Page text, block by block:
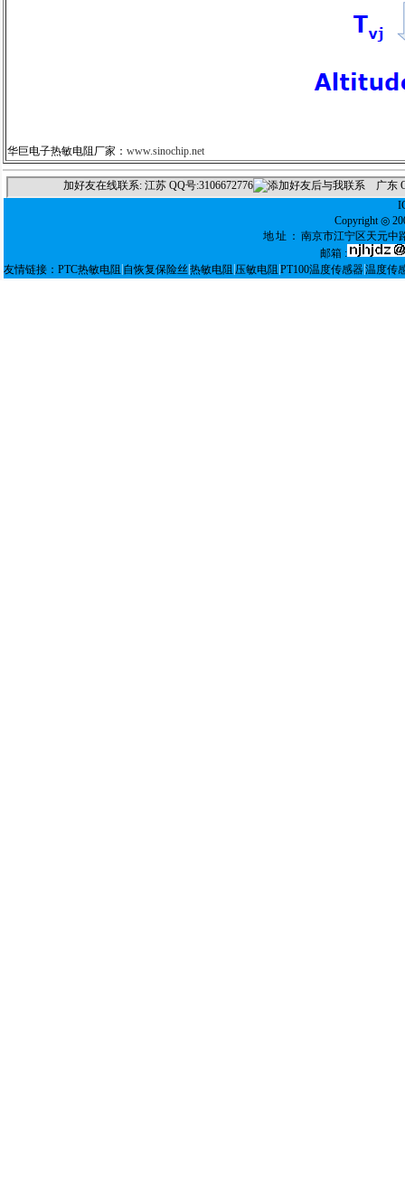
华巨电子热敏电阻厂家： www.sinochip.net
Copyright ◎
地址： 南京市江宁区天元中
邮箱 :
友情链接： PTC热敏电阻 自恢复保险丝 热敏电阻 压敏电阻 PT100温度传感器|温度传